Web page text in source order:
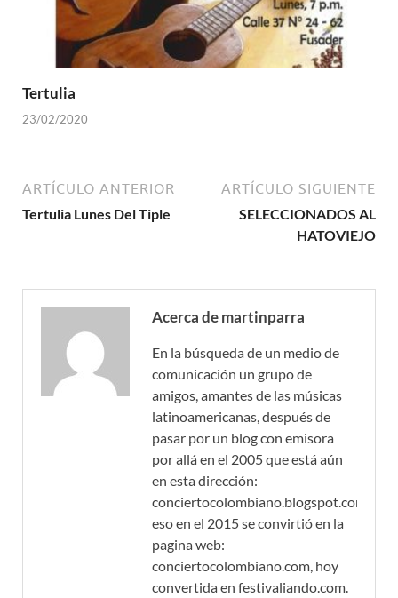
Tertulia
23/02/2020
ARTÍCULO ANTERIOR
Tertulia Lunes Del Tiple
ARTÍCULO SIGUIENTE
SELECCIONADOS AL
HATOVIEJO
Acerca de martinparra
En la búsqueda de un medio de
comunicación un grupo de
amigos, amantes de las músicas
latinoamericanas, después de
pasar por un blog con emisora
por allá en el 2005 que está aún
en esta dirección:
conciertocolombiano.blogspot.com,
eso en el 2015 se convirtió en la
pagina web:
conciertocolombiano.com, hoy
convertida en festivaliando.com.